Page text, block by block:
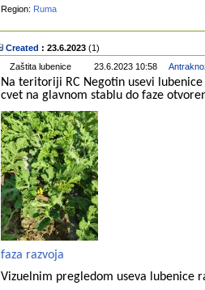
Region: Ruma
Created : 23.6.2023 ‎(1)
Zaštita lubenice
23.6.2023 10:58
Na teritoriji RC Negotin usevi
cvet na glavnom stablu do faze
faza razvoja
Vizuelnim pregledom useva lubenice